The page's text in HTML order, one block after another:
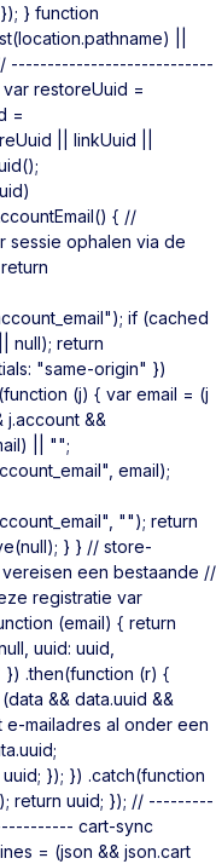
} function
||
// ----------------------------
restoreUuid =
=
|| linkUuid ||
{ //
sessie ophalen via de
if (cached
null); return
"same-origin" })
(j) { var email = (j
j.account &&
|| "";
email);
""); return
} } // store-
een bestaande //
registratie var
(email) { return
uuid: uuid,
}) .then(function (r) {
&& data.uuid &&
mailadres al onder een
uuid; }); }) .catch(function
return uuid; }); // ---------
cart-sync
= (json && json.cart